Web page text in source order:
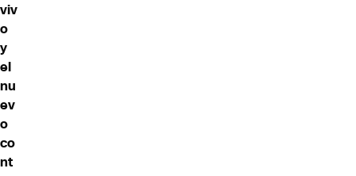
viv
o
y
el
nu
ev
o
co
nt